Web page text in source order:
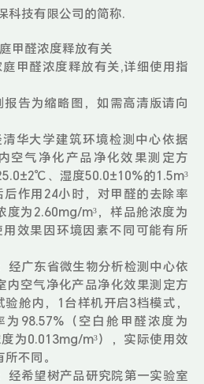
甲醛浓度释放有关
甲醛浓度释放有关,详细使用指
告为缩略图，如需高清版请向
华大学建筑环境检测中心依据
空气净化产品净化效果测定方
、湿度50.0±10%的1.5m³
作用24小时，对甲醛的去除率
度为2.60mg/m³，样品舱浓度为
效果因环境因素不同可能有所
经广东省微生物分析检测中心依
空气净化产品净化效果测定方
舱内，1台样机开启3档模式，
98.57%（空白舱甲醛浓度为
为0.013mg/m³），实际使用效
不同。
经希望树产品研究院第一实验室
科技有限公司的简称.